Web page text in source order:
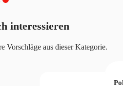
interessieren
Vorschläge aus dieser Kategorie.
Clash FB06
Pack Tuckbox